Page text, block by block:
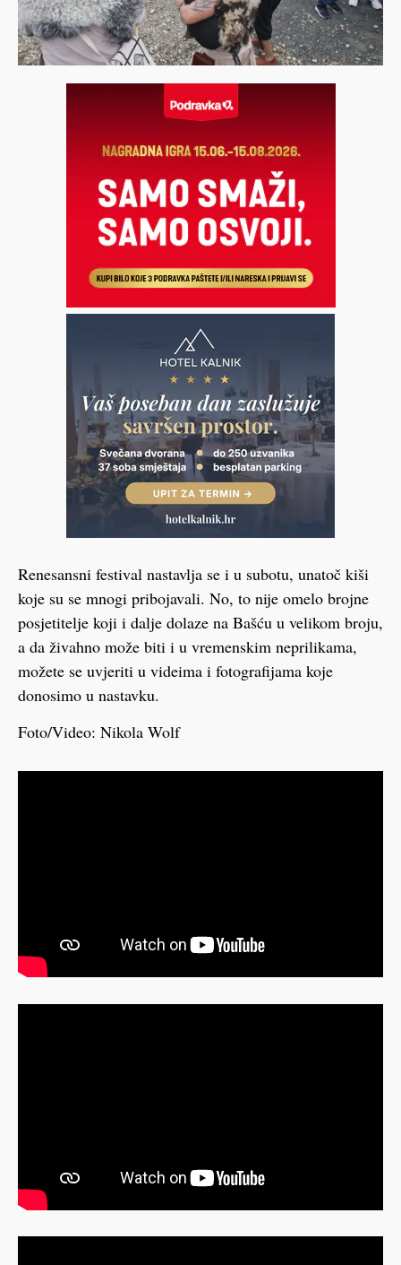
Renesansni festival nastavlja se i u subotu, unatoč kiši
koje su se mnogi pribojavali. No, to nije omelo brojne
posjetitelje koji i dalje dolaze na Bašću u velikom broju,
a da živahno može biti i u vremenskim neprilikama,
možete se uvjeriti u videima i fotografijama koje
donosimo u nastavku.
Foto/Video: Nikola Wolf